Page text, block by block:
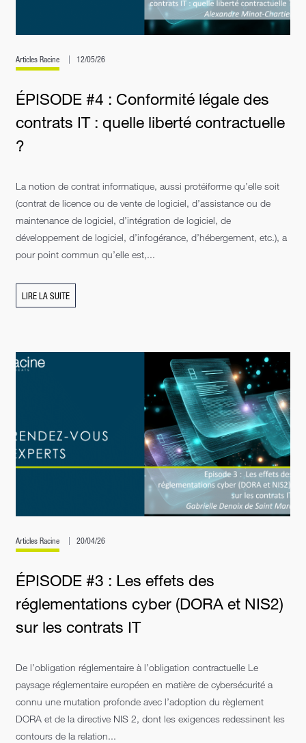
Articles Racine 12/05/26
ÉPISODE #4 : Conformité légale des
contrats IT : quelle liberté contractuelle
?
La notion de contrat informatique, aussi protéiforme qu’elle soit
(contrat de licence ou de vente de logiciel, d’assistance ou de
maintenance de logiciel, d’intégration de logiciel, de
développement de logiciel, d’infogérance, d’hébergement, etc.), a
pour point commun qu’elle est,...
LIRE LA SUITE
Articles Racine 20/04/26
ÉPISODE #3 : Les effets des
réglementations cyber (DORA et NIS2)
sur les contrats IT
De l’obligation réglementaire à l’obligation contractuelle Le
paysage réglementaire européen en matière de cybersécurité a
connu une mutation profonde avec l’adoption du règlement
DORA et de la directive NIS 2, dont les exigences redessinent les
contours de la relation...